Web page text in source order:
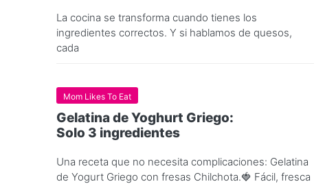
La cocina se transforma cuando tienes los
ingredientes correctos. Y si hablamos de quesos,
cada
Mom Likes To Eat
Gelatina de Yoghurt Griego:
Solo 3 ingredientes
Una receta que no necesita complicaciones: Gelatina
de Yogurt Griego con fresas Chilchota.🍓 Fácil, fresca